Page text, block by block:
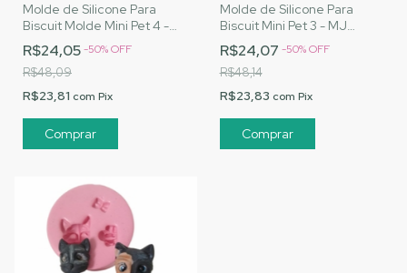
Molde de Silicone Para
Biscuit Molde Mini Pet 4 -
MJ Artesanatos |Cód. 1536
R$24,05-50%OFF
R$48,09
R$23,81 com Pix
Molde de Silicone Para
Biscuit Mini Pet 3 - MJ
Artesanatos |Cód. 1534
R$24,07 -50%OFF
R$48,14
R$23,83 com Pix